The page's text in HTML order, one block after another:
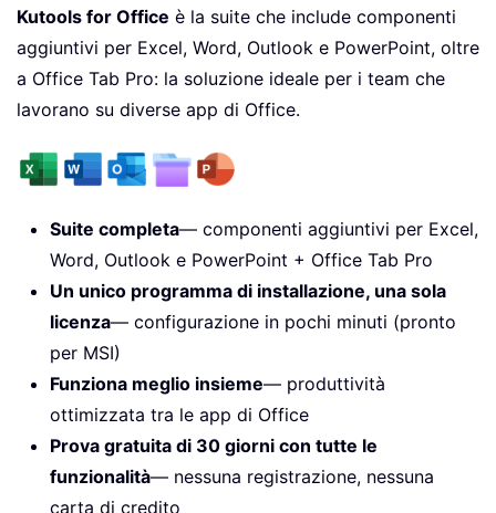
Kutools for Office è la suite che include componenti
aggiuntivi per Excel, Word, Outlook e PowerPoint, oltre
a Office Tab Pro: la soluzione ideale per i team che
lavorano su diverse app di Office.
Suite completa— componenti aggiuntivi per Excel,
Word, Outlook e PowerPoint + Office Tab Pro
Un unico programma di installazione, una sola
licenza— configurazione in pochi minuti (pronto
per MSI)
Funziona meglio insieme— produttività
ottimizzata tra le app di Office
Prova gratuita di 30 giorni con tutte le
funzionalità— nessuna registrazione, nessuna
carta di credito